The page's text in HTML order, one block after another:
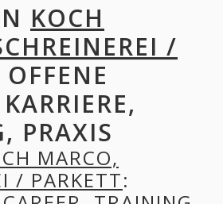
KOCH
/
OFFENE
PRAXIS
MARCO,
/ PARKETT: